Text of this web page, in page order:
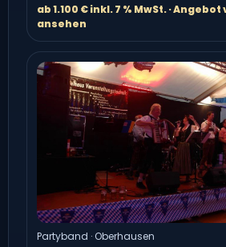
ab 1.100 € inkl. 7 % MwSt. ·
ansehen
Partyband · Oberhausen